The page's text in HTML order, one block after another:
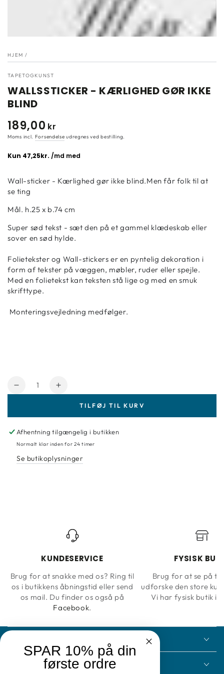
indeks
}}
i
modal"
HJEM /
TAPETOGKUNST
WALLSSTICKER - KÆRLIGHED GØR IKKE
BLIND
Normal
pris
189,00 kr
Moms incl. Forsendelse udregnes ved bestilling.
Wall-sticker - Kærlighed gør ikke blind.Men får folk til at
se ting
Mål. h.25 x b.74 cm
Super sød tekst - sæt den på et gammel klædeskab eller
sover en sød hylde.
Folietekster og Wall-stickers er en pyntelig dekoration i
form af tekster på væggen, møbler, ruder eller spejle.
Med en folietekst kan teksten stå lige og med en smuk
skrifttype.
Monteringsvejledning medfølger.
Antal
Reducer
-
Kærlighed
ikke
Forøg
-
Kærlighed
ikke
TILFØJ TIL KURV
Afhentning tilgængelig i butikken
Normalt klar inden for 24 timer
Se butikoplysninger
KUNDESERVICE
Brug for at snakke med os? Ring til
os i butikkens åbningstid eller send
os mail. Du finder os også på
Facebook.
FYSISK
Brug for at se på
udforske den store
Vi har fysisk butik i
INFORMATION
SPAR 10% på din
første ordre